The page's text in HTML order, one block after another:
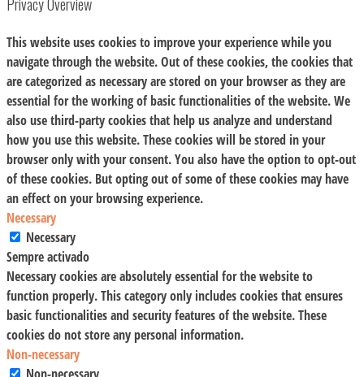
This website uses cookies to improve your experience while you
navigate through the website. Out of these cookies, the cookies that
are categorized as necessary are stored on your browser as they are
essential for the working of basic functionalities of the website. We
also use third-party cookies that help us analyze and understand
how you use this website. These cookies will be stored in your
browser only with your consent. You also have the option to opt-out
of these cookies. But opting out of some of these cookies may have
an effect on your browsing experience.
Necessary
Necessary
Sempre activado
Necessary cookies are absolutely essential for the website to
function properly. This category only includes cookies that ensures
basic functionalities and security features of the website. These
cookies do not store any personal information.
Non-necessary